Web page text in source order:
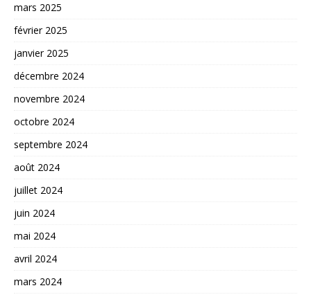
mars 2025
février 2025
janvier 2025
décembre 2024
novembre 2024
octobre 2024
septembre 2024
août 2024
juillet 2024
juin 2024
mai 2024
avril 2024
mars 2024